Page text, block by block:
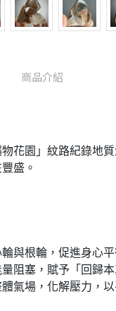
商品介紹
花園」紋路紀錄地
盛。
輪與根輪，促進身心
量阻塞，賦予「回歸
體氣場，化解壓力，